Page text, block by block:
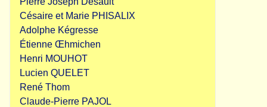
Césaire et Marie PHISALIX
Adolphe Kégresse
Étienne Œhmichen
Henri MOUHOT
Lucien QUELET
René Thom
Claude-Pierre PAJOL